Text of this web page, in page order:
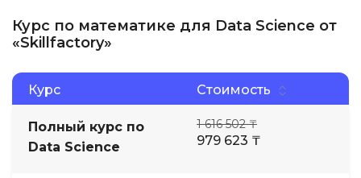
Курс по математике для Data Science от
«Skillfactory»
Курс Стоимость
Полный курс по
Data Science
1 616 502 ₸
979 623 ₸